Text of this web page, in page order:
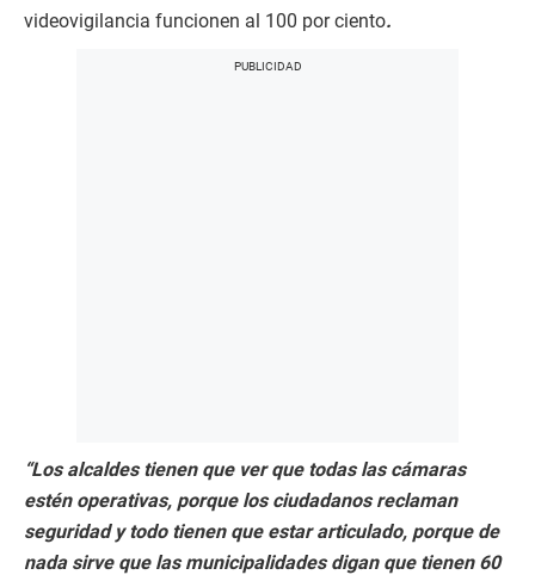
videovigilancia funcionen al 100 por ciento.
“Los alcaldes tienen que ver que todas las cámaras
estén operativas, porque los ciudadanos reclaman
seguridad y todo tienen que estar articulado, porque de
nada sirve que las municipalidades digan que tienen 60